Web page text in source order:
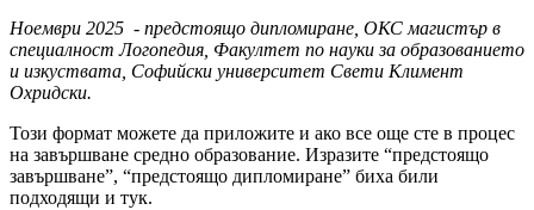
Ноември 2025 - предстоящо дипломиране, ОКС магистър в
специалност Логопедия, Факултет по науки за образованието
и изкуствата , Софийски университет Свети Климент
Охридски.
Този формат можете да приложите и ако все още сте в процес
на завършване средно образование. Изразите “предстоящо
завършване”, “предстоящо дипломиране” биха били
подходящи и тук.